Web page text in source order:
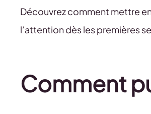
Découvrez comment mettre
l’attention dès les premières
Comment